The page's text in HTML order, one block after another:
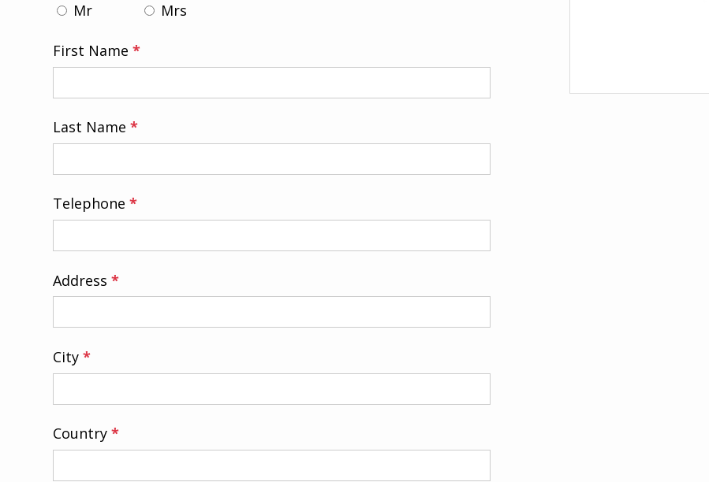
Select your
Español
English
Deutsch
Recherche
Mr Mrs
First Name*
Last Name*
Telephone*
Address*
City*
Country*